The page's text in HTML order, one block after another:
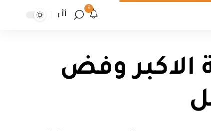
9
أأ
الاكبر وفض